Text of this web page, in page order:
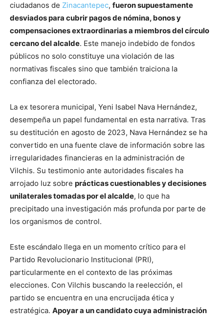
ciudadanos de Zinacantepec, fueron supuestamente
desviados para cubrir pagos de nómina, bonos y
compensaciones extraordinarias a miembros del círculo
cercano del alcalde. Este manejo indebido de fondos
públicos no solo constituye una violación de las
normativas fiscales sino que también traiciona la
confianza del electorado.
La ex tesorera municipal, Yeni Isabel Nava Hernández,
desempeña un papel fundamental en esta narrativa. Tras
su destitución en agosto de 2023, Nava Hernández se ha
convertido en una fuente clave de información sobre las
irregularidades financieras en la administración de
Vilchis. Su testimonio ante autoridades fiscales ha
arrojado luz sobre prácticas cuestionables y decisiones
unilaterales tomadas por el alcalde, lo que ha
precipitado una investigación más profunda por parte de
los organismos de control.
Este escándalo llega en un momento crítico para el
Partido Revolucionario Institucional (PRI),
particularmente en el contexto de las próximas
elecciones. Con Vilchis buscando la reelección, el
partido se encuentra en una encrucijada ética y
estratégica. Apoyar a un candidato cuya administración